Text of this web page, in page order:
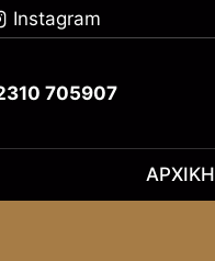
Instagram
705907
ΑΡΧΙΚΉ